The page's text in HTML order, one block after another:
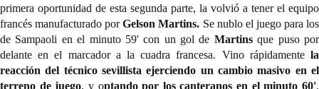
primera oportunidad de esta segunda parte, la volvió a tener el equipo
francés manufacturado por Gelson Martins. Se nublo el juego para los
de Sampaoli en el minuto 59' con un gol de Martins que puso por
delante en el marcador a la cuadra francesa. Vino rápidamente la
reacción del técnico sevillista ejerciendo un cambio masivo en el
terreno de juego, y optando por los canteranos en el minuto 60'.